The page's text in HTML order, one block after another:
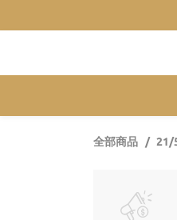
全部商品 21/